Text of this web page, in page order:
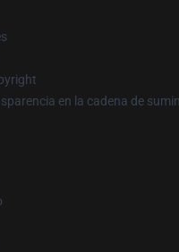
en la cadena de